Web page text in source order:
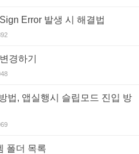
Error 발생 시 해결법
경하기
법, 앱실행시 슬립모드 진입 방
폴더 목록